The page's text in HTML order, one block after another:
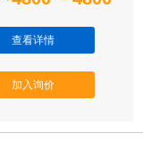
查看详情
加入询价